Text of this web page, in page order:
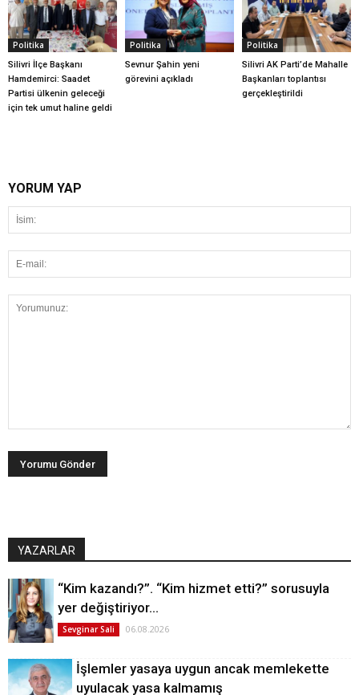
Politika
Silivri İlçe Başkanı
Hamdemirci: Saadet
Partisi ülkenin geleceği
için tek umut haline geldi
Politika
Sevnur Şahin yeni
görevini açıkladı
Politika
Silivri AK Parti’de Mahalle
Başkanları toplantısı
gerçekleştirildi
YORUM YAP
YAZARLAR
“Kim kazandı?”. “Kim hizmet etti?” sorusuyla
yer değiştiriyor…
Sevginar Sali 06.08.2026
İşlemler yasaya uygun ancak memlekette
uyulacak yasa kalmamış